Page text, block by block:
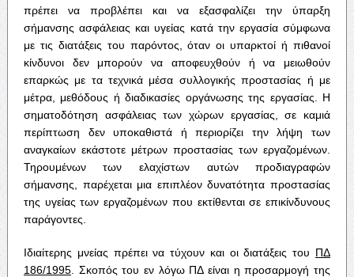
πρέπει να προβλέπει και να εξασφαλίζει την ύπαρξη
σήμανσης ασφάλειας και υγείας κατά την εργασία σύμφωνα
με τις διατάξεις του παρόντος, όταν οι υπαρκτοί ή πιθανοί
κίνδυνοι δεν μπορούν να αποφευχθούν ή να μειωθούν
επαρκώς με τα τεχνικά μέσα συλλογικής προστασίας ή με
μέτρα, μεθόδους ή διαδικασίες οργάνωσης της εργασίας. Η
σηματοδότηση ασφάλειας των χώρων εργασίας, σε καμιά
περίπτωση δεν υποκαθιστά ή περιορίζει την λήψη των
αναγκαίων εκάστοτε μέτρων προστασίας των εργαζομένων.
Τηρουμένων των ελαχίστων αυτών προδιαγραφών
σήμανσης, παρέχεται μια επιπλέον δυνατότητα προστασίας
της υγείας των εργαζομένων που εκτίθενται σε επικίνδυνους
παράγοντες.
Ιδιαίτερης μνείας πρέπει να τύχουν και οι διατάξεις του ΠΔ
186/1995. Σκοπός του εν λόγω ΠΔ είναι η προσαρμογή της